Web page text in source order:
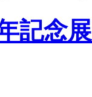
記念展